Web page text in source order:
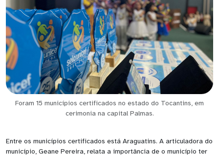
Foram 15 municípios certificados no estado do Tocantins, em
cerimonia na capital Palmas.
Entre os municípios certificados está Araguatins. A articuladora do
município, Geane Pereira, relata a importância de o município ter